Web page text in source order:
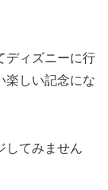
ディズニーに行
楽しい記念にな
してみません